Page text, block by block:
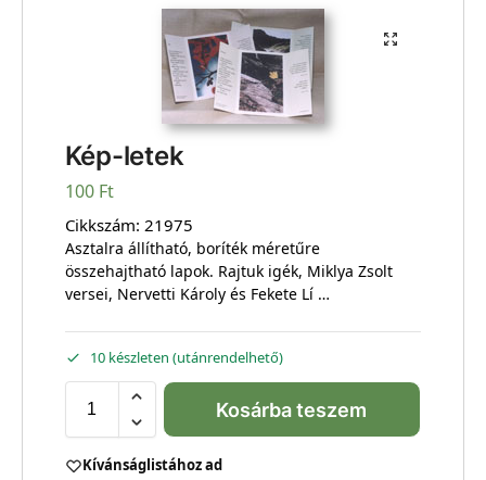
Kép-letek
100 Ft
Cikkszám: 21975
Asztalra állítható, boríték méretűre
összehajtható lapok. Rajtuk igék, Miklya Zsolt
versei, Nervetti Károly és Fekete Lí …
10 készleten (utánrendelhető)
Kosárba teszem
Kívánságlistához ad